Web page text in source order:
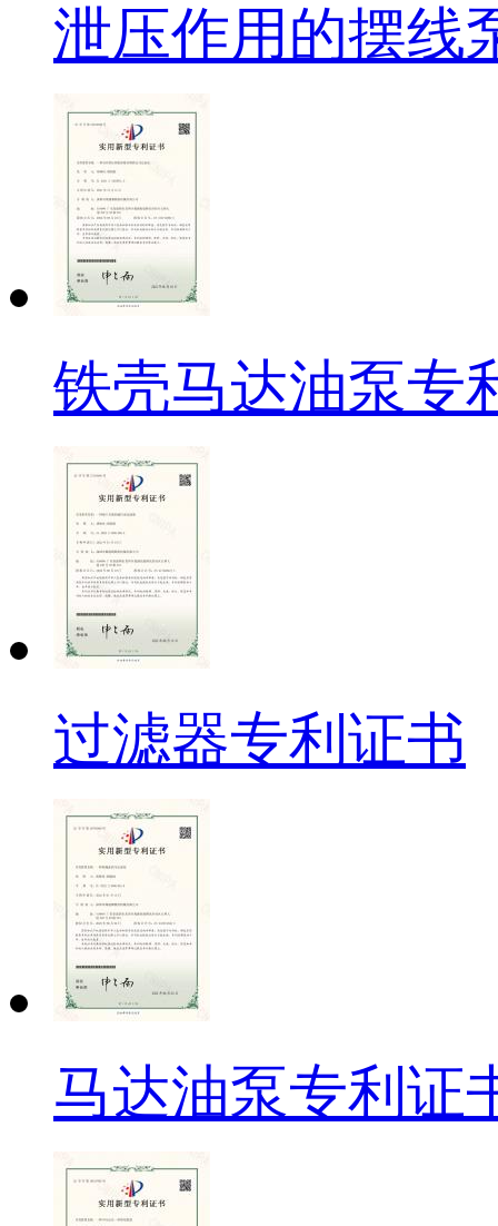
泄压作用的摆线
铁壳马达油泵专
过滤器专利证书
马达油泵专利证